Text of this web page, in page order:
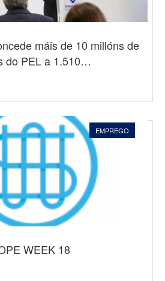
máis de 10 millóns de
do PEL a 1.510…
EMPREGO
WEEK 18